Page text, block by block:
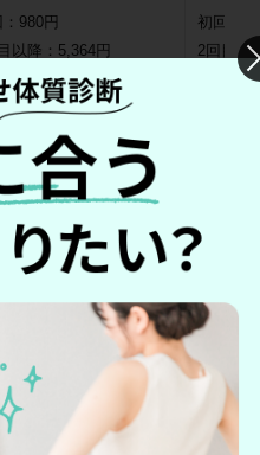
980円
以降：5,364円
初回：
2回目以
円
分（14日分×2袋） 120粒入
機能性
吸収を抑える機能もある 代謝ア